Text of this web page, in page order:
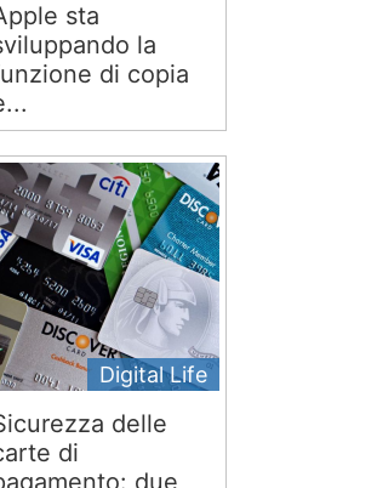
sta
la
di copia
Digital Life
delle
di
due